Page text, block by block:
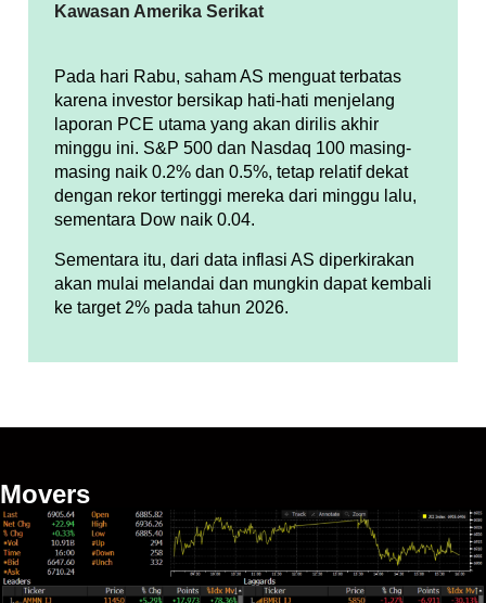
Kawasan Amerika Serikat
Pada hari Rabu, saham AS menguat terbatas
karena investor bersikap hati-hati menjelang
laporan PCE utama yang akan dirilis akhir
minggu ini. S&P 500 dan Nasdaq 100 masing-
masing naik 0.2% dan 0.5%, tetap relatif dekat
dengan rekor tertinggi mereka dari minggu lalu,
sementara Dow naik 0.04.
Sementara itu, dari data inflasi AS diperkirakan
akan mulai melandai dan mungkin dapat kembali
ke target 2% pada tahun 2026.
Movers